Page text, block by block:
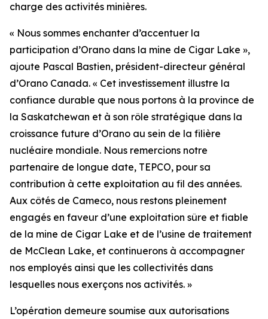
charge des activités minières.
« Nous sommes enchanter d’accentuer la
participation d’Orano dans la mine de Cigar Lake »,
ajoute Pascal Bastien, président-directeur général
d’Orano Canada. « Cet investissement illustre la
confiance durable que nous portons à la province de
la Saskatchewan et à son rôle stratégique dans la
croissance future d’Orano au sein de la filière
nucléaire mondiale. Nous remercions notre
partenaire de longue date, TEPCO, pour sa
contribution à cette exploitation au fil des années.
Aux côtés de Cameco, nous restons pleinement
engagés en faveur d’une exploitation sûre et fiable
de la mine de Cigar Lake et de l’usine de traitement
de McClean Lake, et continuerons à accompagner
nos employés ainsi que les collectivités dans
lesquelles nous exerçons nos activités. »
L’opération demeure soumise aux autorisations